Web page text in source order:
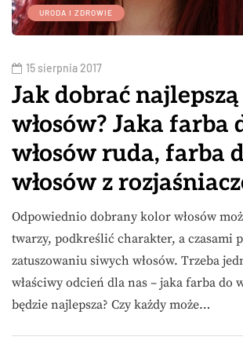
URODA I ZDROWIE
15 sierpnia 2017
Jak dobrać
włosów? Jaka farba
włosów ruda, farba
włosów z
Odpowiednio dobrany kolor włosów
twarzy, podkreślić charakter, a czasami
zatuszowaniu siwych włosów. Trzeba
właściwy odcień dla nas – jaka farba do
będzie najlepsza? Czy każdy może…